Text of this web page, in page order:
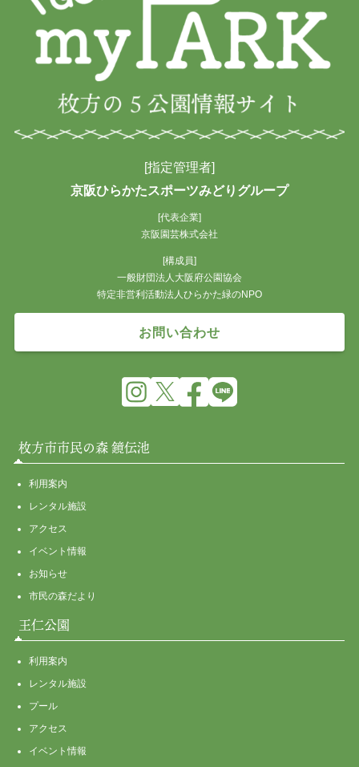
[指定管理者]
京阪ひらかたスポーツみどりグループ
[代表企業]
京阪園芸株式会社
[構成員]
一般財団法人大阪府公園協会
特定非営利活動法人ひらかた緑のNPO
お問い合わせ
枚方市市民の森 鏡伝池
利用案内
レンタル施設
アクセス
イベント情報
お知らせ
市民の森だより
王仁公園
利用案内
レンタル施設
プール
アクセス
イベント情報